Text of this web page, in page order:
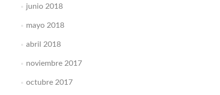
junio 2018
mayo 2018
abril 2018
noviembre 2017
octubre 2017